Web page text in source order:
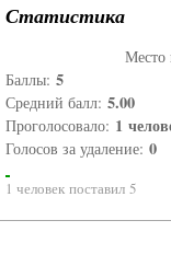
Статистика
Место
Баллы: 5
Средний балл: 5.00
Проголосовало: 1
Голосов за удаление: 0
1 человек поставил 5